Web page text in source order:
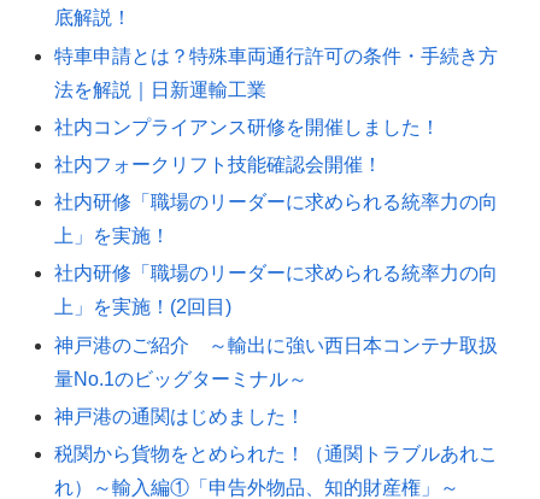
底解説！
特車申請とは？特殊車両通行許可の条件・手続き方
法を解説｜日新運輸工業
社内コンプライアンス研修を開催しました！
社内フォークリフト技能確認会開催！
社内研修「職場のリーダーに求められる統率力の向
上」を実施！
社内研修「職場のリーダーに求められる統率力の向
上」を実施！(2回目)
神戸港のご紹介 ～輸出に強い西日本コンテナ取扱
量No.1のビッグターミナル～
神戸港の通関はじめました！
税関から貨物をとめられた！（通関トラブルあれこ
れ）～輸入編①「申告外物品、知的財産権」～